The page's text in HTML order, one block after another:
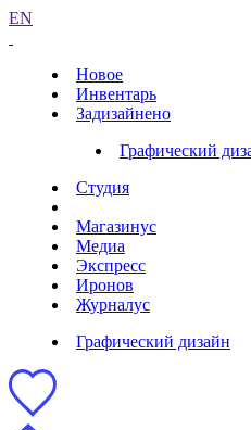
EN
Новое
Инвентарь
Задизайнено
Графический
Студия
Магазинус
Медиа
Экспресс
Иронов
Журналус
Графический дизайн